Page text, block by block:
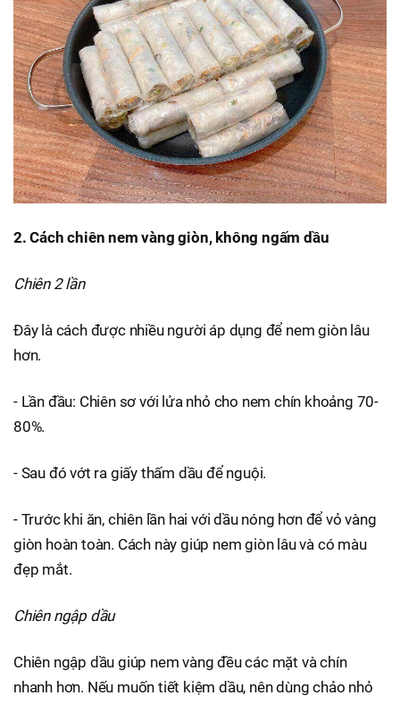
2. Cách chiên nem vàng giòn, không ngấm dầu
Chiên 2 lần
Đây là cách được nhiều người áp dụng để nem giòn lâu
hơn.
- Lần đầu: Chiên sơ với lửa nhỏ cho nem chín khoảng 70-
80%.
- Sau đó vớt ra giấy thấm dầu để nguội.
- Trước khi ăn, chiên lần hai với dầu nóng hơn để vỏ vàng
giòn hoàn toàn. Cách này giúp nem giòn lâu và có màu
đẹp mắt.
Chiên ngập dầu
Chiên ngập dầu giúp nem vàng đều các mặt và chín
nhanh hơn. Nếu muốn tiết kiệm dầu, nên dùng chảo nhỏ